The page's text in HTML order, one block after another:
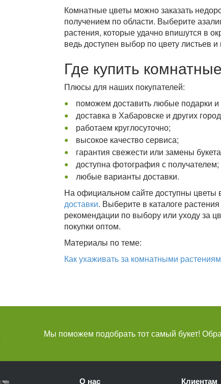
Комнатные цветы можно заказать
получением по области. Выберите
растения, которые удачно впишутся в
ведь доступен выбор по цвету листьев
Где купить
Плюсы для наших покупателей:
поможем доставить любые подарки и
доставка в Хабаровске и других
работаем круглосуточно;
высокое качество сервиса;
гарантия свежести или замены
доступна фотография с получателем;
любые варианты доставки.
На официальном сайте доступны цветы
доставки. Выберите в каталоге
рекомендации по выбору или уходу за
покупки оптом.
Материалы по теме:
Как ухаживать за комнатными
Мы поможем подобрать тот самый букет!
О нас Клиентам